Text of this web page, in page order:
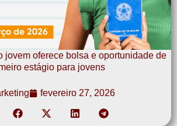
jovem oferece bolsa e oportunidade de
estágio para jovens
fevereiro 27, 2026